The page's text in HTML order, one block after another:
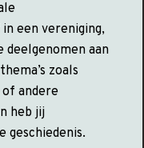
een vereniging,
aan
zoals
andere
heb jij
geschiedenis.